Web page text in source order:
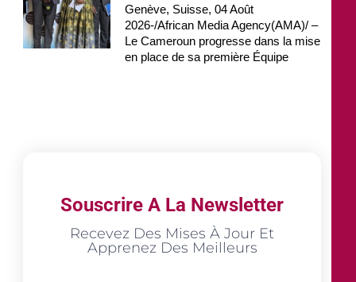
Genève, Suisse, 04 Août
2026-/African Media Agency(AMA)/ –
Le Cameroun progresse dans la mise
en place de sa première Équipe
Souscrire A La Newsletter
Recevez Des Mises À Jour Et
Apprenez Des Meilleurs